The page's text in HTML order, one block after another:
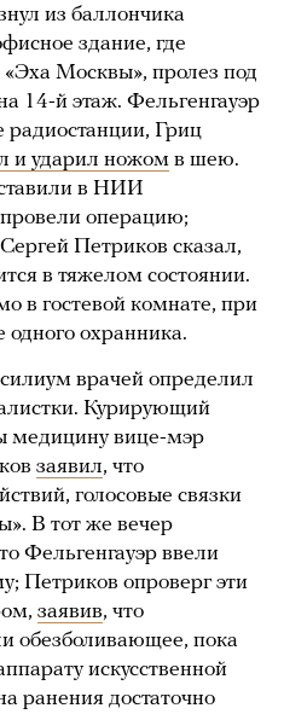
из баллончика
здание, где
«Эха Москвы», пролез под
14-й этаж. Фельгенгауэр
радиостанции, Гриц
и ударил ножом в шею.
в НИИ
операцию;
Петриков сказал,
в тяжелом состоянии.
в гостевой комнате, при
охранника.
врачей определил
Курирующий
медицину вице-мэр
заявил, что
голосовые связки
В тот же вечер
Фельгенгауэр ввели
Петриков опроверг эти
заявив, что
обезболивающее, пока
искусственной
ранения достаточно